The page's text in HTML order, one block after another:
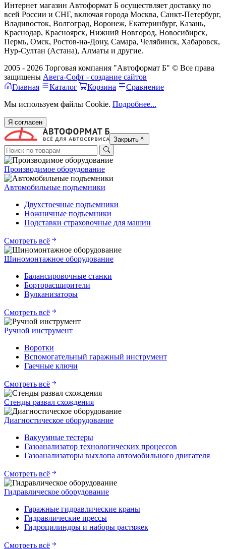
Интернет магазин Автоформат Б осуществляет доставку по
всей России и СНГ, включая города Москва, Санкт-Петербург,
Владивосток, Волгоград, Воронеж, Екатеринбург, Казань,
Краснодар, Красноярск, Нижний Новгород, Новосибирск,
Пермь, Омск, Ростов-на-Дону, Самара, Челябинск, Хабаровск,
Нур-Султан (Астана), Алматы и другие.
2005 - 2026 Торговая компания "Автоформат Б" © Все права
защищены Авега-Софт - создание сайтов
Главная
Каталог Корзина
Сравнение
Мы используем файлы Cookie. Подробнее...
Я согласен
Закрыть
Производимое оборудование
Автомобильные подъемники
Двухстоечные подъемники
Ножничные подъемники
Подставки страховочные для машин
Смотреть всё
Шиномонтажное оборудование
Балансировочные станки
Борторасширители
Вулканизаторы
Смотреть всё
Ручной инструмент
Воротки
Вспомогательный гаражный инструмент
Гаечные ключи
Смотреть всё
Стенды развал схождения
Диагностическое оборудование
Вакуумные тестеры
Газоанализатор технологических процессов
Газоанализаторы выхлопа автомобильного двигателя
Смотреть всё
Гидравлическое оборудование
Гаражные гидравлические краны
Гидравлические прессы
Гидроцилиндры и наборы растяжек
Смотреть всё